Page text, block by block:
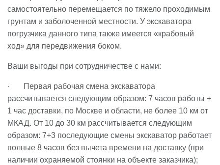
самостоятельно перемещается по тяжело проходимым
грунтам и заболоченной местности. У экскаватора
погрузчика данного типа также имеется «крабовый
ход» для передвижения боком.
Ваши выгоды при сотрудничестве с нами:
· Первая рабочая смена экскаватора
рассчитывается следующим образом: 7 часов работы +
1 час доставки, по Москве и области, не более 10 км от
МКАД. От 10 до 30 км рассчитывается следующим
образом: 7+3 последующие смены экскаватор работает
полные 8 часов без вычета времени на доставку (при
наличии охраняемой стоянки на объекте заказчика);